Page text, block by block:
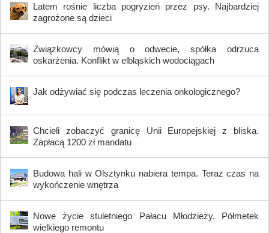
Latem rośnie liczba pogryzień przez psy. Najbardziej
zagrożone są dzieci
Związkowcy mówią o odwecie, spółka odrzuca
oskarżenia. Konflikt w elbląskich wodociągach
Jak odżywiać się podczas leczenia onkologicznego?
Chcieli zobaczyć granicę Unii Europejskiej z bliska.
Zapłacą 1200 zł mandatu
Budowa hali w Olsztynku nabiera tempa. Teraz czas na
wykończenie wnętrza
Nowe życie stuletniego Pałacu Młodzieży. Półmetek
wielkiego remontu